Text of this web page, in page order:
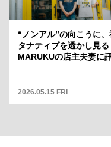
」店長・
ういう場
こから何
岡山天音に
わらない自
が見えますか
2025.05.01 THU
“ノンアル”の向こうに
タナティブを透かし見る
MARUKUの店主夫妻に
2026.05.15 FRI